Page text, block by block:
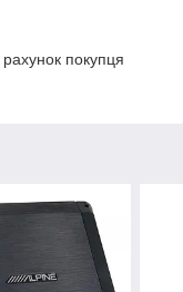
покупця